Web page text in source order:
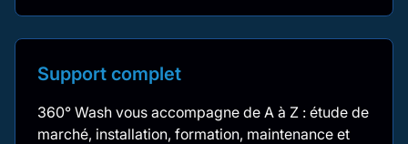
Support complet
360° Wash vous accompagne de A à Z : étude de
marché, installation, formation, maintenance et